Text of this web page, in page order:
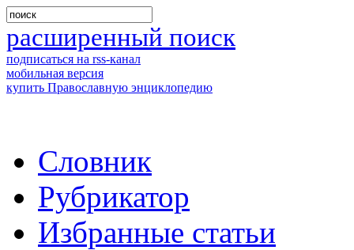
расширенный поиск
подписаться на rss-канал
мобильная версия
купить Православную энциклопедию
Словник
Рубрикатор
Избранные статьи